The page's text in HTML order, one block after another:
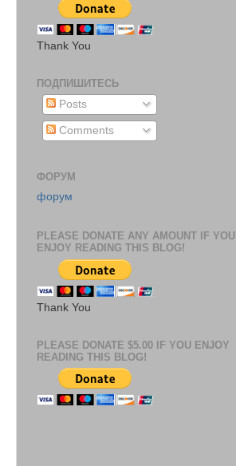
Thank You
ПОДПИШИТЕСЬ
Posts
Comments
ФОРУМ
форум
PLEASE DONATE ANY AMOUNT IF YOU
ENJOY READING THIS BLOG!
Thank You
PLEASE DONATE $5.00 IF YOU ENJOY
READING THIS BLOG!